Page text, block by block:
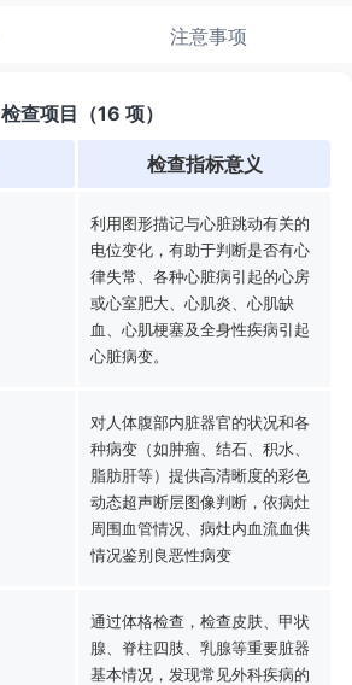
注意事项
检查项目（16 项）
检查指标意义
利用图形描记与心脏跳动有关的
电位变化，有助于判断是否有心
律失常、各种心脏病引起的心房
或心室肥大、心肌炎、心肌缺
血、心肌梗塞及全身性疾病引起
心脏病变。
对人体腹部内脏器官的状况和各
种病变（如肿瘤、结石、积水、
脂肪肝等）提供高清晰度的彩色
动态超声断层图像判断，依病灶
周围血管情况、病灶内血流血供
情况鉴别良恶性病变
通过体格检查，检查皮肤、甲状
腺、脊柱四肢、乳腺等重要脏器
基本情况，发现常见外科疾病的